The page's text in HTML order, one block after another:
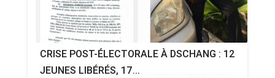
CRISE POST-ÉLECTORALE À DSCHANG : 12
JEUNES LIBÉRÉS, 17...